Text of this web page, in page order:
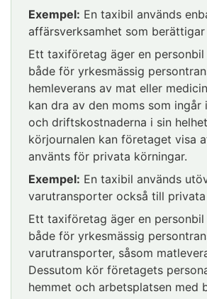
arbetstagare använder för att
arbetsuppgifter. När bilen endast
arbetsuppgifter kan företaget
moms som ingår i anskaffnings-
driftskostnaderna i sin helhet.
körjournalen kan företaget visa
har använts för privata körningar.
Om arbetstagarna däremot
personbil som företaget äger
körningar eller resor mellan
arbetsplatsen får företaget inte
moms som ingår i
driftskostnaderna till någon del.
Exempel:En personbil används
arbetsuppgifter och som
Ett
persontransport och privata
Taxiföretaget äger en personbil
både för yrkesmässig
privata körningar. Företaget kan
moms som ingår i
driftskostnaderna för denna
del bilen används i
får inte dras av den del som
privata körningar. Företaget ska
exempelvis med hjälp av en
andel av körningarna är
persontransport och vilken
körningar.
Exempel:Biluthyrningsfirmans
används för uthyrning och
Biluthyrningsfirman hyr ut sin
Personbilen används dessutom
Exempel: En taxibil används
affärsverksamhet som
Ett taxiföretag äger en personbil
både för yrkesmässig
hemleverans av mat eller
kan dra av den moms som ingår
och driftskostnaderna i sin
körjournalen kan företaget visa
använts för privata körningar.
Exempel: En taxibil används
varutransporter också till
Ett taxiföretag äger en personbil
både för yrkesmässig
varutransporter, såsom
Dessutom kör företagets
hemmet och arbetsplatsen med